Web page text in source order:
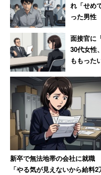
れ「せめ
った男性
面接官に
30代女性
ももった
新卒で無法地帯の会社に就職
「やる気が見えないから給料2